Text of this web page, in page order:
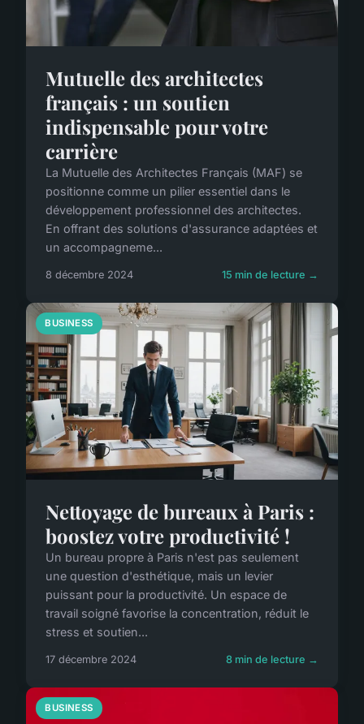
Mutuelle des architectes
français : un soutien
indispensable pour votre
carrière
La Mutuelle des Architectes Français (MAF) se
positionne comme un pilier essentiel dans le
développement professionnel des architectes.
En offrant des solutions d'assurance adaptées et
un accompagneme...
8 décembre 2024 15 min de lecture →
BUSINESS
Nettoyage de bureaux à Paris :
boostez votre productivité !
Un bureau propre à Paris n'est pas seulement
une question d'esthétique, mais un levier
puissant pour la productivité. Un espace de
travail soigné favorise la concentration, réduit le
stress et soutien...
17 décembre 2024 8 min de lecture →
BUSINESS